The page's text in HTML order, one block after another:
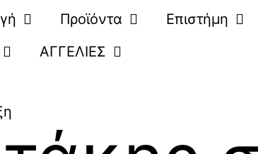
Προϊόντα
Επιστήμη
ΑΓΓΕΛΙΕΣ